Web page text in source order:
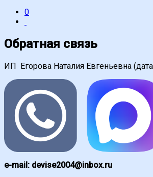
0
Обратная связь
ИП Егорова Наталия Евгеньевна
e-mail: devise2004@inbox.ru